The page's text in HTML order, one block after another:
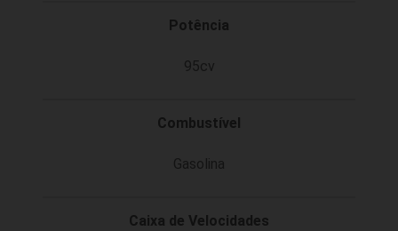
Potência
95cv
Combustível
Gasolina
Caixa de Velocidades